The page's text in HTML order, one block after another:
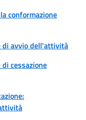
conformazione
di avvio dell'attività
cessazione